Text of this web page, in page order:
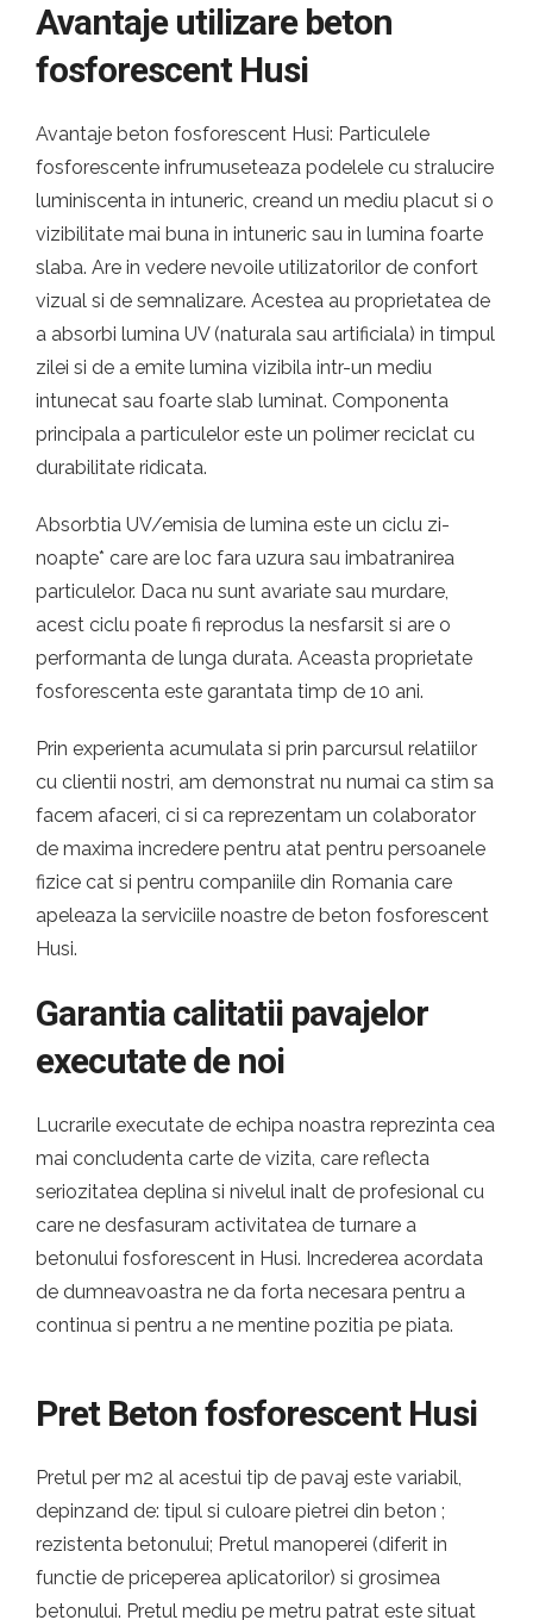
Avantaje utilizare beton
fosforescent Husi
Avantaje beton fosforescent Husi: Particulele
fosforescente infrumuseteaza podelele cu stralucire
luminiscenta in intuneric, creand un mediu placut si o
vizibilitate mai buna in intuneric sau in lumina foarte
slaba. Are in vedere nevoile utilizatorilor de confort
vizual si de semnalizare. Acestea au proprietatea de
a absorbi lumina UV (naturala sau artificiala) in timpul
zilei si de a emite lumina vizibila intr-un mediu
intunecat sau foarte slab luminat. Componenta
principala a particulelor este un polimer reciclat cu
durabilitate ridicata.
Absorbtia UV/emisia de lumina este un ciclu zi-
noapte* care are loc fara uzura sau imbatranirea
particulelor. Daca nu sunt avariate sau murdare,
acest ciclu poate fi reprodus la nesfarsit si are o
performanta de lunga durata. Aceasta proprietate
fosforescenta este garantata timp de 10 ani.
Prin experienta acumulata si prin parcursul relatiilor
cu clientii nostri, am demonstrat nu numai ca stim sa
facem afaceri, ci si ca reprezentam un colaborator
de maxima incredere pentru atat pentru persoanele
fizice cat si pentru companiile din Romania care
apeleaza la serviciile noastre de beton fosforescent
Husi.
Garantia calitatii pavajelor
executate de noi
Lucrarile executate de echipa noastra reprezinta cea
mai concludenta carte de vizita, care reflecta
seriozitatea deplina si nivelul inalt de profesional cu
care ne desfasuram activitatea de turnare a
betonului fosforescent in Husi. Increderea acordata
de dumneavoastra ne da forta necesara pentru a
continua si pentru a ne mentine pozitia pe piata.
Pret Beton fosforescent Husi
Pretul per m2 al acestui tip de pavaj este variabil,
depinzand de: tipul si culoare pietrei din beton ;
rezistenta betonului; Pretul manoperei (diferit in
functie de priceperea aplicatorilor) si grosimea
betonului. Pretul mediu pe metru patrat este situat